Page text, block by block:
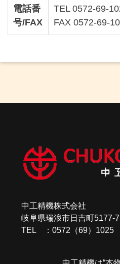
電話番
号/FAX
TEL 0572-69-
FAX 0572-69-
中工精機株式会社
岐阜県瑞浪市日吉町5177-7
TEL ：0572（69）1025